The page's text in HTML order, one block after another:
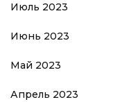
Июль 2023
Июнь 2023
Май 2023
Апрель 2023